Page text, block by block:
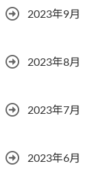
2023年9月
2023年8月
2023年7月
2023年6月